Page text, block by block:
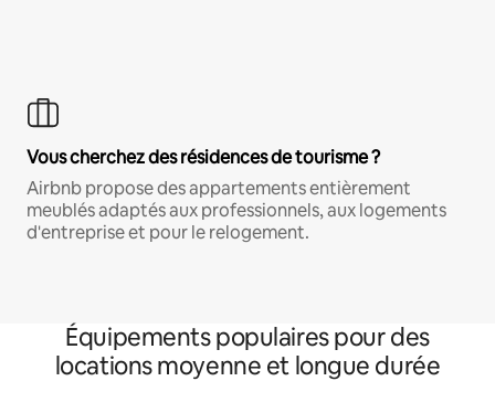
Vous cherchez des résidences de tourisme ?
Airbnb propose des appartements entièrement
meublés adaptés aux professionnels, aux logements
d'entreprise et pour le relogement.
Équipements populaires pour des
locations moyenne et longue durée